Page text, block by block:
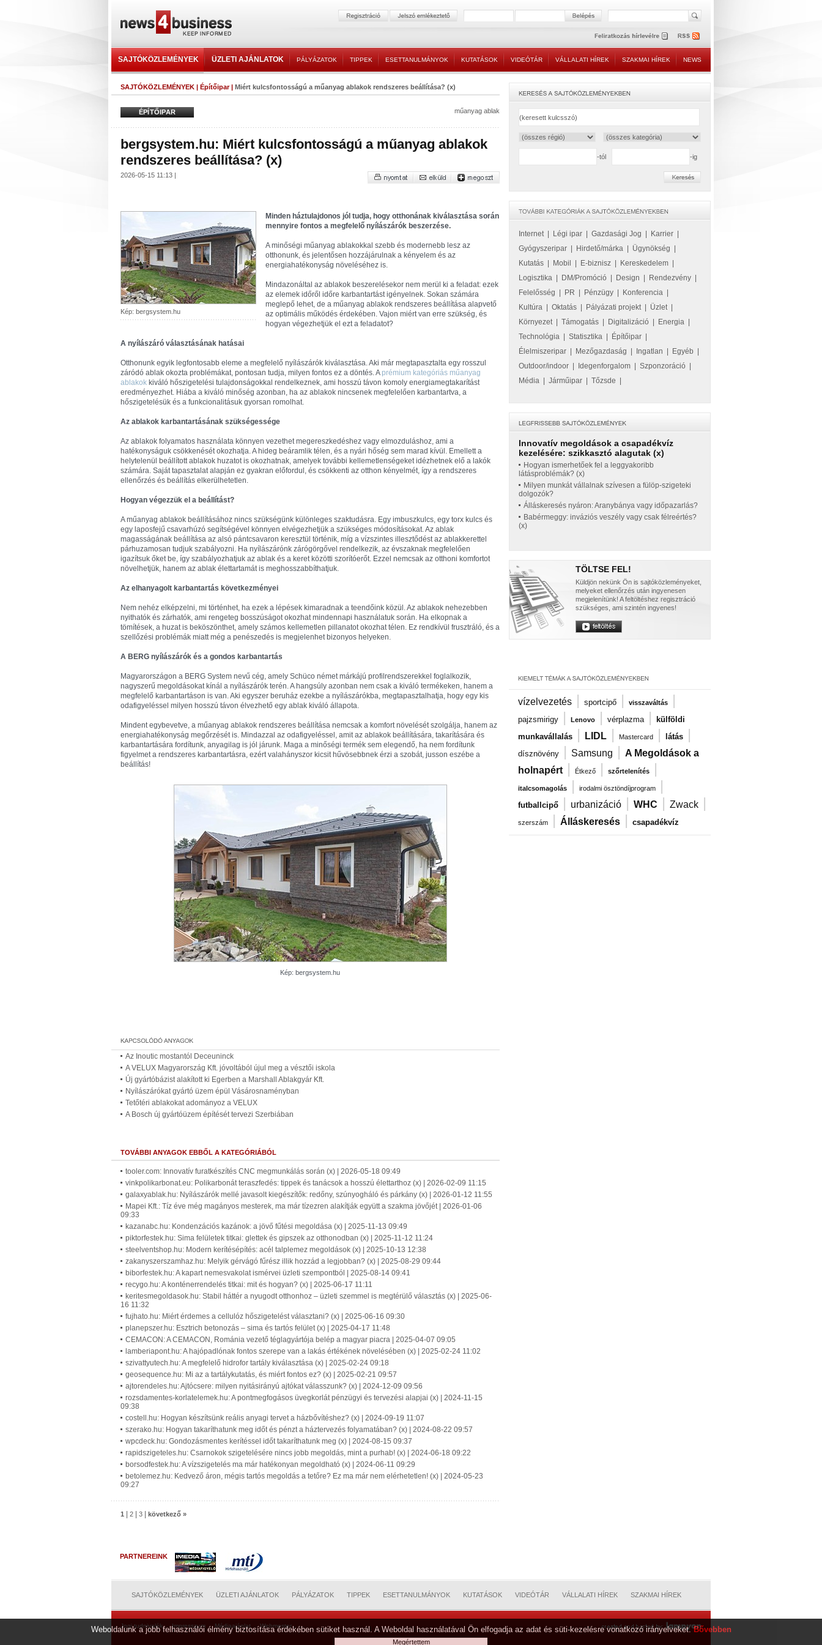
SAJTÓKÖZLEMÉNYEK ÜZLETI AJÁNLATOK PÁLYÁZATOK TIPPEK ESETTANULMÁNYOK KUTATÁSOK VIDEÓTÁR VÁLLALATI HÍREK SZAKMAI HÍREK NEWS
SAJTÓKÖZLEMÉNYEK | Építőipar| Miért kulcsfontosságú a műanyag ablakok rendszeres beállítása? (x)
ÉPÍTŐIPAR műanyag ablak
bergsystem.hu: Miért kulcsfontosságú a műanyag ablakok
rendszeres beállítása? (x)
2026-05-15 11:13 |
Kép: bergsystem.hu
Minden háztulajdonos jól tudja, hogy otthonának kiválasztása során
mennyire fontos a megfelelő nyílászárók beszerzése.
A minőségi műanyag ablakokkal szebb és modernebb lesz az
otthonunk, és jelentősen hozzájárulnak a kényelem és az
energiahatékonyság növeléséhez is.
Mindazonáltal az ablakok beszerelésekor nem merül ki a feladat: ezek
az elemek időről időre karbantartást igényelnek. Sokan számára
meglepő lehet, de a műanyag ablakok rendszeres beállítása alapvető
az optimális működés érdekében. Vajon miért van erre szükség, és
hogyan végezhetjük el ezt a feladatot?
A nyílászáró választásának hatásai
Otthonunk egyik legfontosabb eleme a megfelelő nyílászárók kiválasztása. Aki már megtapasztalta egy rosszul
záródó ablak okozta problémákat, pontosan tudja, milyen fontos ez a döntés. A prémium kategóriás műanyag
ablakok kiváló hőszigetelési tulajdonságokkal rendelkeznek, ami hosszú távon komoly energiamegtakarítást
eredményezhet. Hiába a kiváló minőség azonban, ha az ablakok nincsenek megfelelően karbantartva, a
hőszigetelésük és a funkcionalitásuk gyorsan romolhat.
Az ablakok karbantartásának szükségessége
Az ablakok folyamatos használata könnyen vezethet megereszkedéshez vagy elmozduláshoz, ami a
hatékonyságuk csökkenését okozhatja. A hideg beáramlik télen, és a nyári hőség sem marad kívül. Emellett a
helytelenül beállított ablakok huzatot is okozhatnak, amelyek további kellemetlenségeket idézhetnek elő a lakók
számára. Saját tapasztalat alapján ez gyakran előfordul, és csökkenti az otthon kényelmét, így a rendszeres
ellenőrzés és beállítás elkerülhetetlen.
Hogyan végezzük el a beállítást?
A műanyag ablakok beállításához nincs szükségünk különleges szaktudásra. Egy imbuszkulcs, egy torx kulcs és
egy laposfejű csavarhúzó segítségével könnyen elvégezhetjük a szükséges módosításokat. Az ablak
magasságának beállítása az alsó pántcsavaron keresztül történik, míg a vízszintes illesztődést az ablakkerettel
párhuzamosan tudjuk szabályozni. Ha nyílászárónk zárógörgővel rendelkezik, az évszaknak megfelelően
igazítsuk őket be, így szabályozhatjuk az ablak és a keret közötti szorítóerőt. Ezzel nemcsak az otthoni komfortot
növelhetjük, hanem az ablak élettartamát is meghosszabbíthatjuk.
Az elhanyagolt karbantartás következményei
Nem nehéz elképzelni, mi történhet, ha ezek a lépések kimaradnak a teendőink közül. Az ablakok nehezebben
nyithatók és zárhatók, ami rengeteg bosszúságot okozhat mindennapi használatuk során. Ha elkopnak a
tömítések, a huzat is beköszönthet, amely számos kellemetlen pillanatot okozhat télen. Ez rendkívül frusztráló, és a
szellőzési problémák miatt még a penészedés is megjelenhet bizonyos helyeken.
A BERG nyílászárók és a gondos karbantartás
Magyarországon a BERG System nevű cég, amely Schüco német márkájú profilrendszerekkel foglalkozik,
nagyszerű megoldásokat kínál a nyílászárók terén. A hangsúly azonban nem csak a kiváló termékeken, hanem a
megfelelő karbantartáson is van. Aki egyszer beruház ezekbe a nyílászárókba, megtapasztalhatja, hogy egy kis
odafigyeléssel milyen hosszú távon élvezhető egy ablak kiváló állapota.
Mindent egybevetve, a műanyag ablakok rendszeres beállítása nemcsak a komfort növelését szolgálja, hanem az
energiahatékonyság megőrzését is. Mindazzal az odafigyeléssel, amit az ablakok beállítására, takarítására és
karbantartására fordítunk, anyagilag is jól járunk. Maga a minőségi termék sem elegendő, ha nem fordítunk
figyelmet a rendszeres karbantartásra, ezért valahányszor kicsit hűvösebbnek érzi a szobát, jusson eszébe a
beállítás!
Kép: bergsystem.hu
Az Inoutic mostantól Deceuninck
A VELUX Magyarország Kft. jóvoltából újul meg a vésztői iskola
Új gyártóbázist alakított ki Egerben a Marshall Ablakgyár Kft.
Nyílászárókat gyártó üzem épül Vásárosnaményban
Tetőtéri ablakokat adományoz a VELUX
A Bosch új gyártóüzem építését tervezi Szerbiában
TOVÁBBI ANYAGOK EBBŐL A KATEGÓRIÁBÓL
tooler.com: Innovatív furatkészítés CNC megmunkálás során (x) | 2026-05-18 09:49
vinkpolikarbonat.eu: Polikarbonát teraszfedés: tippek és tanácsok a hosszú élettarthoz (x) | 2026-02-09 11:15
galaxyablak.hu: Nyílászárók mellé javasolt kiegészítők: redőny, szúnyogháló és párkány (x) | 2026-01-12 11:55
Mapei Kft.: Tíz éve még magányos mesterek, ma már tízezren alakítják együtt a szakma jövőjét | 2026-01-06
09:33
kazanabc.hu: Kondenzációs kazánok: a jövő fűtési megoldása (x) | 2025-11-13 09:49
piktorfestek.hu: Sima felületek titkai: glettek és gipszek az otthonodban (x) | 2025-11-12 11:24
steelventshop.hu: Modern kerítésépítés: acél talplemez megoldások (x) | 2025-10-13 12:38
zakanyszerszamhaz.hu: Melyik gérvágó fűrész illik hozzád a legjobban? (x) | 2025-08-29 09:44
biborfestek.hu: A kapart nemesvakolat ismérvei üzleti szempontból | 2025-08-14 09:41
recygo.hu: A konténerrendelés titkai: mit és hogyan? (x) | 2025-06-17 11:11
keritesmegoldasok.hu: Stabil háttér a nyugodt otthonhoz – üzleti szemmel is megtérülő választás (x) | 2025-06-
16 11:32
fujhato.hu: Miért érdemes a cellulóz hőszigetelést választani? (x) | 2025-06-16 09:30
planepszer.hu: Esztrich betonozás – sima és tartós felület (x) | 2025-04-17 11:48
CEMACON: A CEMACON, Románia vezető téglagyártója belép a magyar piacra | 2025-04-07 09:05
lamberiapont.hu: A hajópadlónak fontos szerepe van a lakás értékének növelésében (x) | 2025-02-24 11:02
szivattyutech.hu: A megfelelő hidrofor tartály kiválasztása (x) | 2025-02-24 09:18
geosequence.hu: Mi az a tartálykutatás, és miért fontos ez? (x) | 2025-02-21 09:57
ajtorendeles.hu: Ajtócsere: milyen nyitásirányú ajtókat válasszunk? (x) | 2024-12-09 09:56
rozsdamentes-korlatelemek.hu: A pontmegfogásos üvegkorlát pénzügyi és tervezési alapjai (x) | 2024-11-15
09:38
costell.hu: Hogyan készítsünk reális anyagi tervet a házbővítéshez? (x) | 2024-09-19 11:07
szerako.hu: Hogyan takaríthatunk meg időt és pénzt a háztervezés folyamatában? (x) | 2024-08-22 09:57
wpcdeck.hu: Gondozásmentes kerítéssel időt takaríthatunk meg (x) | 2024-08-15 09:37
rapidszigeteles.hu: Csarnokok szigetelésére nincs jobb megoldás, mint a purhab! (x) | 2024-06-18 09:22
borsodfestek.hu: A vízszigetelés ma már hatékonyan megoldható (x) | 2024-06-11 09:29
betolemez.hu: Kedvező áron, mégis tartós megoldás a tetőre? Ez ma már nem elérhetetlen! (x) | 2024-05-23
09:27
1 2 3 következő »
-tól -ig
Internet| Légi ipar Gazdasági Jog Karrier
Gyógyszeripar
Hirdető/márka Ügynökség
Kutatás
Mobil E-biznisz Kereskedelem
Logisztika
DM/Promóció Design Rendezvény
Felelősség
PR Pénzügy Konferencia
Kultúra
Oktatás Pályázati projekt| Üzlet|
Környezet| Támogatás Digitalizáció Energia
Technológia
Statisztika Építőipar
Élelmiszeripar
Mezőgazdaság Ingatlan Egyéb
Outdoor/indoor
Idegenforgalom Szponzoráció
Média
Járműipar Tőzsde
Innovatív megoldások a csapadékvíz
kezelésére: szikkasztó alagutak (x)
Hogyan ismerhetőek fel a leggyakoribb
látásproblémák? (x)
Milyen munkát vállalnak szívesen a fülöp-szigeteki
dolgozók?
Álláskeresés nyáron: Aranybánya vagy időpazarlás?
Babérmeggy: inváziós veszély vagy csak félreértés?
(x)
TÖLTSE FEL!
Küldjön nekünk Ön is sajtóközleményeket,
melyeket ellenőrzés után ingyenesen
megjelenítünk! A feltöltéshez regisztráció
szükséges, ami szintén ingyenes!
vízelvezetés | sportcipő | visszaváltás |
pajzsmirigy | Lenovo | vérplazma |
külföldi
munkavállalás | LIDL | Mastercard | látás |
dísznövény | Samsung | A Megoldások a
holnapért | Étkező | szőrtelenítés |
italcsomagolás | irodalmi ösztöndíjprogram |
futballcipő | urbanizáció | WHC | Zwack |
szerszám | Álláskeresés | csapadékvíz
PARTNEREINK
SAJTÓKÖZLEMÉNYEK ÜZLETI AJÁNLATOK PÁLYÁZATOK TIPPEK ESETTANULMÁNYOK KUTATÁSOK VIDEÓTÁR VÁLLALATI HÍREK SZAKMAI HÍREK
Jogi tudnivalók Impresszum Médiaajánlat Webmester
Weboldalunk a jobb felhasználói élmény biztosítása érdekében sütiket használ. A Weboldal használatával Ön elfogadja az adat és süti-kezelésre vonatkozó irányelveket.Bővebben